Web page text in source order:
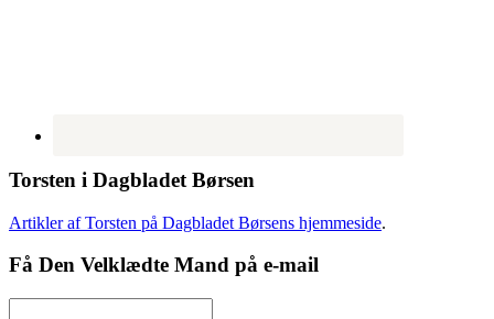
Torsten i Dagbladet Børsen
Artikler af Torsten på Dagbladet Børsens hjemmeside.
Få Den Velklædte Mand på e-mail